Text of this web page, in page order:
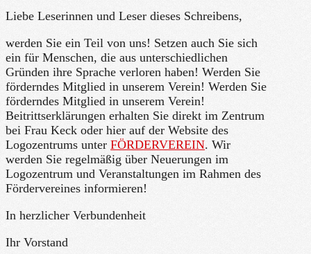
Liebe Leserinnen und Leser dieses Schreibens,
werden Sie ein Teil von uns! Setzen auch Sie sich
ein für Menschen, die aus unterschiedlichen
Gründen ihre Sprache verloren haben! Werden Sie
förderndes Mitglied in unserem Verein! Werden Sie
förderndes Mitglied in unserem Verein!
Beitrittserklärungen erhalten Sie direkt im Zentrum
bei Frau Keck oder hier auf der Website des
Logozentrums unter FÖRDERVEREIN. Wir
werden Sie regelmäßig über Neuerungen im
Logozentrum und Veranstaltungen im Rahmen des
Fördervereines informieren!
In herzlicher Verbundenheit
Ihr Vorstand